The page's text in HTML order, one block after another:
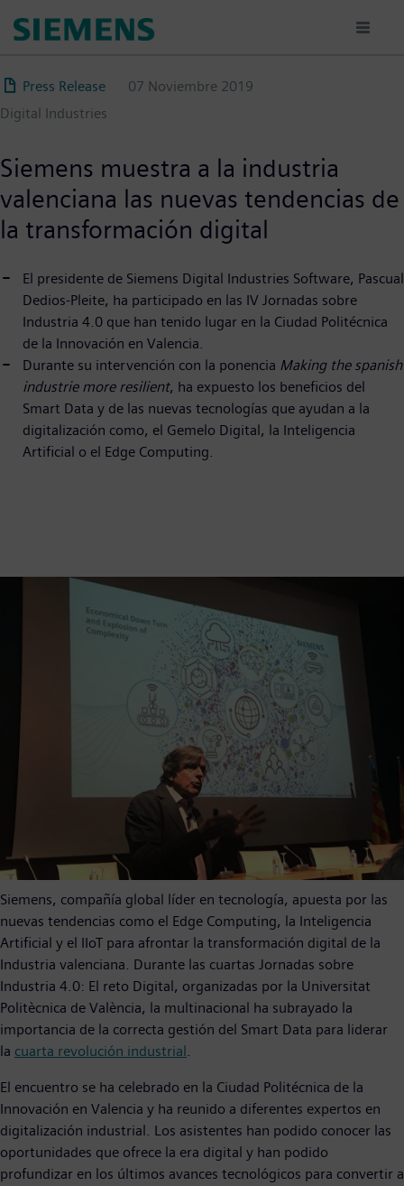
principal
Press Release
07 Noviembre 2019
Digital Industries
Siemens muestra a la industria
valenciana las nuevas tendencias de
la transformación digital
El presidente de Siemens Digital Industries Software, Pascual
Dedios-Pleite, ha participado en las IV Jornadas sobre
Industria 4.0 que han tenido lugar en la Ciudad Politécnica
de la Innovación en Valencia.
Durante su intervención con la ponencia Making the spanish
industrie more resilient, ha expuesto los beneficios del
Smart Data y de las nuevas tecnologías que ayudan a la
digitalización como, el Gemelo Digital, la Inteligencia
Artificial o el Edge Computing.
Siemens, compañía global líder en tecnología, apuesta por las
nuevas tendencias como el Edge Computing, la Inteligencia
Artificial y el IIoT para afrontar la transformación digital de la
Industria valenciana. Durante las cuartas Jornadas sobre
Industria 4.0: El reto Digital, organizadas por la Universitat
Politècnica de València, la multinacional ha subrayado la
importancia de la correcta gestión del Smart Data para liderar
la cuarta revolución industrial.
El encuentro se ha celebrado en la Ciudad Politécnica de la
Innovación en Valencia y ha reunido a diferentes expertos en
digitalización industrial. Los asistentes han podido conocer las
oportunidades que ofrece la era digital y han podido
profundizar en los últimos avances tecnológicos para convertir a